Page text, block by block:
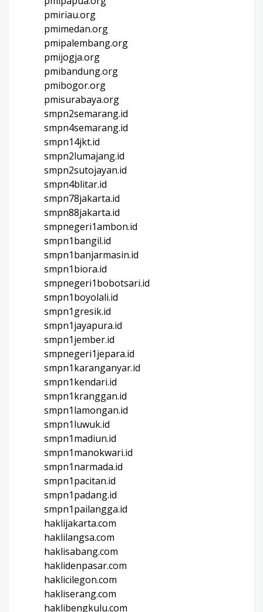
pmiriau.org
pmimedan.org
pmipalembang.org
pmijogja.org
pmibandung.org
pmibogor.org
pmisurabaya.org
smpn2semarang.id
smpn4semarang.id
smpn14jkt.id
smpn2lumajang.id
smpn2sutojayan.id
smpn4blitar.id
smpn78jakarta.id
smpn88jakarta.id
smpnegeri1ambon.id
smpn1bangil.id
smpn1banjarmasin.id
smpn1biora.id
smpnegeri1bobotsari.id
smpn1boyolali.id
smpn1gresik.id
smpn1jayapura.id
smpn1jember.id
smpnegeri1jepara.id
smpn1karanganyar.id
smpn1kendari.id
smpn1kranggan.id
smpn1lamongan.id
smpn1luwuk.id
smpn1madiun.id
smpn1manokwari.id
smpn1narmada.id
smpn1pacitan.id
smpn1padang.id
smpn1pailangga.id
haklijakarta.com
haklilangsa.com
haklisabang.com
haklidenpasar.com
haklicilegon.com
hakliserang.com
haklibengkulu.com